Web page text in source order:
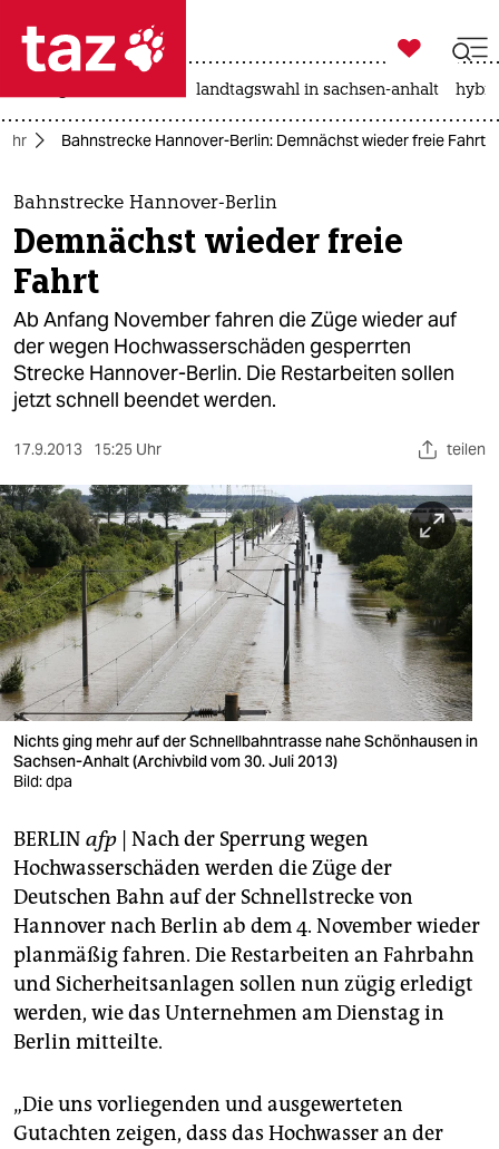
 taz zahl ich
taz zahl ich
themen
politik
öko
gesellschaft
kultur
sport
berlin
nord
wahrheit
verlag
verlag
veranstaltungen
shop
fragen & hilfe
unterstützen
abo
genossenschaft
epaper login

taz zahl ich
landtagswahl in sachsen-anhalt
Bahnstrecke Hannover-Berlin: Demnächst wieder freie Fahrt
Bahnstrecke Hannover-Berlin
Demnächst wieder freie
Fahrt
Ab Anfang November fahren die Züge wieder auf
der wegen Hochwasserschäden gesperrten
Strecke Hannover-Berlin. Die Restarbeiten sollen
jetzt schnell beendet werden.
17.9.2013 15:25 Uhr teilen
Nichts ging mehr auf der Schnellbahntrasse nahe Schönhausen in
Sachsen-Anhalt (Archivbild vom 30. Juli 2013)
Bild: dpa
BERLIN afp | Nach der Sperrung wegen
Hochwasserschäden werden die Züge der
Deutschen Bahn auf der Schnellstrecke von
Hannover nach Berlin ab dem 4. November wieder
planmäßig fahren. Die Restarbeiten an Fahrbahn
und Sicherheitsanlagen sollen nun zügig erledigt
werden, wie das Unternehmen am Dienstag in
Berlin mitteilte.
„Die uns vorliegenden und ausgewerteten
Gutachten zeigen, dass das Hochwasser an der